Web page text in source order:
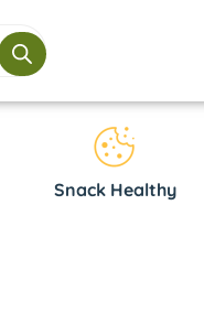
Snack Healthy